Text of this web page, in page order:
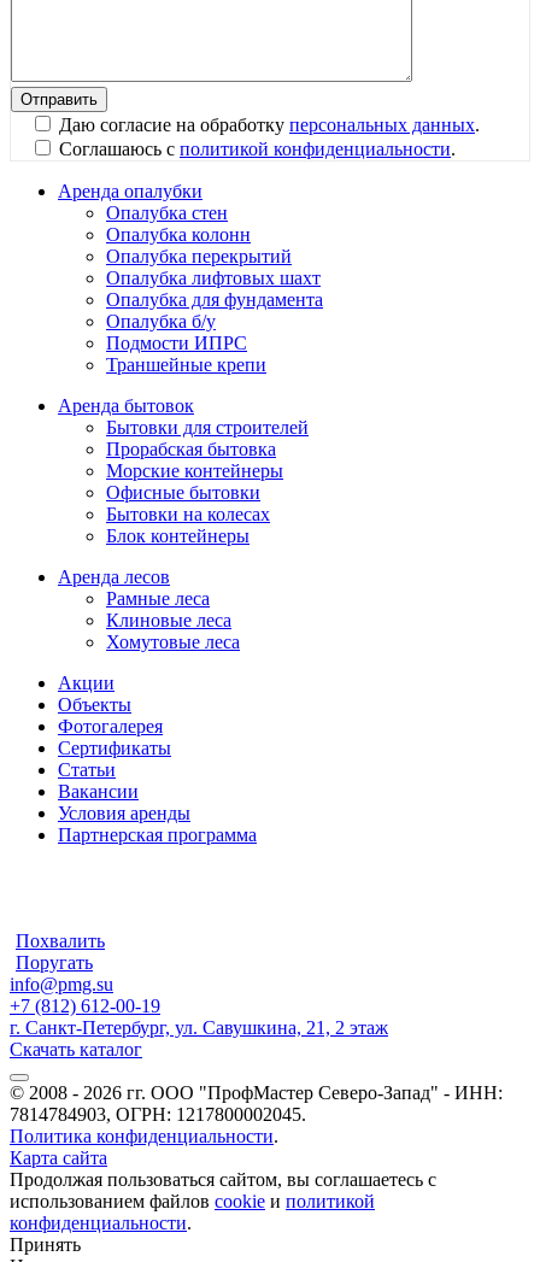
Даю согласие на обработку персональных данных.
Соглашаюсь с политикой конфиденциальности.
Аренда опалубки
Опалубка стен
Опалубка колонн
Опалубка перекрытий
Опалубка лифтовых шахт
Опалубка для фундамента
Опалубка б/у
Подмости ИПРС
Траншейные крепи
Аренда бытовок
Бытовки для строителей
Прорабская бытовка
Морские контейнеры
Офисные бытовки
Бытовки на колесах
Блок контейнеры
Аренда лесов
Рамные леса
Клиновые леса
Хомутовые леса
Акции
Объекты
Фотогалерея
Сертификаты
Статьи
Вакансии
Условия аренды
Партнерская программа
Похвалить
Поругать
info@pmg.su
+7 (812) 612-00-19
г. Санкт-Петербург, ул. Савушкина, 21, 2 этаж
Скачать каталог
© 2008 - 2026 гг. ООО "ПрофМастер Северо-Запад" - ИНН:
7814784903, ОГРН: 1217800002045.
Политика конфиденциальности.
Карта сайта
Продолжая пользоваться сайтом, вы соглашаетесь с
использованием файлов cookie и политикой
конфиденциальности.
Принять